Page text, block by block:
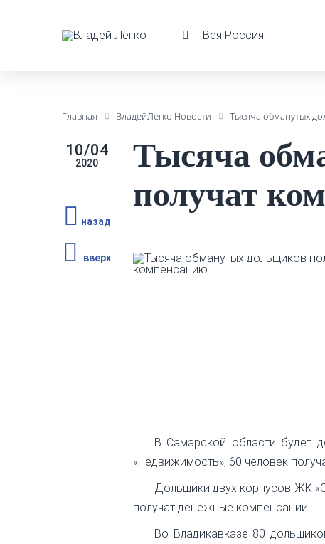
Вся Россия
Главная ВладейЛегко Новости Тысяча обманутых
10/04
2020
назад
вверх
Тысяча
получат
В Самарской области будет
«Недвижимость», 60 человек
Дольщики двух корпусов ЖК
получат денежные компенсации.
Во Владикавказе 80